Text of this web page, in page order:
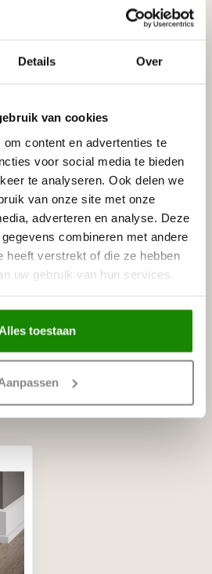
Details Over
van cookies
content en advertenties te
voor social media te bieden
te analyseren. Ook delen we
van onze site met onze
adverteren en analyse. Deze
combineren met andere
heeft verstrekt of die ze hebben
uw gebruik van hun services.
toestaan
7 - 8 meter lijst per
verven op waterbasis, zoals
310 ml €8,95